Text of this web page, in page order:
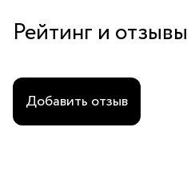
Рейтинг и отзывы
Добавить отзыв